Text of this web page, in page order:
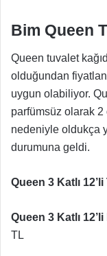
Bim Queen
Queen tuvalet
olduğundan
uygun olabiliyor.
parfümsüz olarak 2
nedeniyle oldukça
durumuna geldi.
Queen 3 Katlı
Queen 3 Katlı
TL